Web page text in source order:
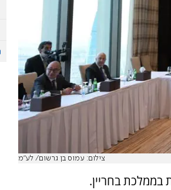
צילום: עמוס בן גרשום/ לע"מ
בממלכת בחריין.